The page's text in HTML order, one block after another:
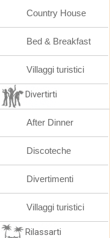
Country House
Bed & Breakfast
Villaggi turistici
Divertirti
After Dinner
Discoteche
Divertimenti
Villaggi turistici
Rilassarti